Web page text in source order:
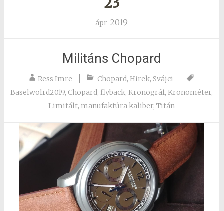
ápr 2019
Militáns Chopard
Ress Imre Chopard,Hirek,Svájci
Baselwolrd2019, Chopard,flyback,Kronográf,Kronométer,
Limitált, manufaktúra kaliber,Titán